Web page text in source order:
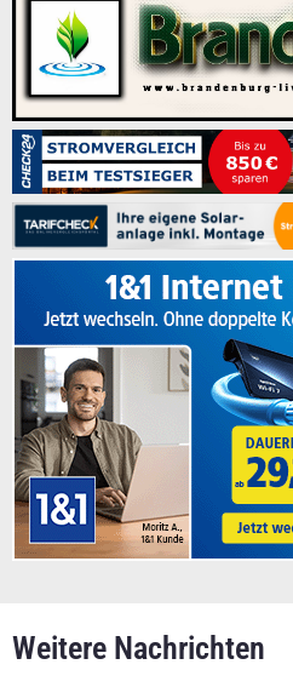
Weitere Nachrichten